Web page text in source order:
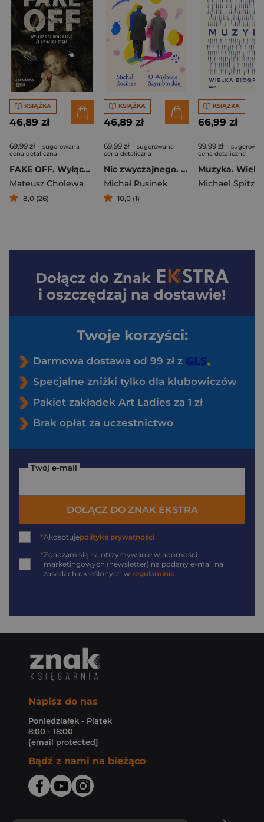
KSIĄŻKA
46,89 zł
69,99 zł - sugerowana
cena detaliczna
FAKE OFF. Wyłącz dezinformację ze swojego życia
Mateusz Cholewa
8,0 (26)
KSIĄŻKA
46,89 zł
69,99 zł - sugerowana
cena detaliczna
Nic zwyczajnego. O Wisławie Szymborskiej (2026)
Michał Rusinek
10,0 (1)
KSIĄŻKA
66,99 zł
99,99 zł -
cena detaliczna
Michael Spitzer
Dołącz do Znak
i oszczędzaj na dostawie!
Twoje korzyści:
Darmowa dostawa od 99 zł z
Specjalne zniżki tylko dla klubowiczów
Pakiet zakładek Art Ladies za 1 zł
Brak opłat za uczestnictwo
Twój e-mail
DOŁĄCZ DO ZNAK EKSTRA
*Akceptujępolitykę prywatności
*Zgadzam się na otrzymywanie wiadomości
marketingowych (newsletter) na podany e-mail na
zasadach określonych w regulaminie
Napisz do nas
Poniedziałek - Piątek
8:00 - 18:00
[email protected]
Bądź z nami na bieżąco